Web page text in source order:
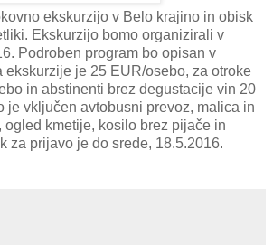
ekskurzijo v Belo krajino in obisk
Ekskurzijo bomo organizirali v
Podroben program bo opisan v
ekskurzije je 25 EUR/osebo, za otroke
in abstinenti brez degustacije vin 20
je vključen avtobusni prevoz, malica in
ogled kmetije, kosilo brez pijače in
za prijavo je do srede, 18.5.2016.